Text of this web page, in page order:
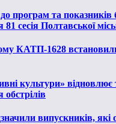
програм та
81 сесія Полтавської
КАТП-1628
культури» відновлює
обстрілів
випускників, які